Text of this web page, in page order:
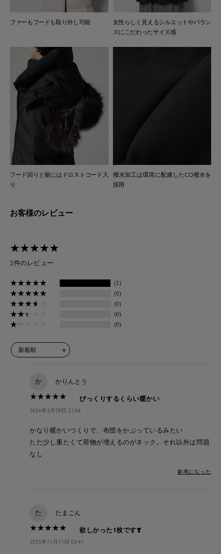
ファーもフードも取り外し可能
女性らしく見えるシルエットやバラン
スにこだわったサイズ感
フード回りと裾にはドロストコード入
り
撥水加工は環境に配慮したCO撥水を
採用
お客様のレビュー
★★★★★
★★★★★
2件のレビュー
★★★★★
★★★★★ (2)
★★★★★
★★★★★ (0)
★★★★
★★★★ (0)
★★★
★★★ (0)
★★
★★ (0)
か かりんとう
★★★★★
★★★★★ びっくりするくらい暖かい
2026年3月29日 21:06
かなり暖かいつくりで、布団をかぶっているみたい
ただ少し重たくて荷物が増えるのがネック。それ以外は問題
なし
参考になった
た たまごん
★★★★★
★★★★★ 欲しかった1枚です❣️
2025年11月11日 03:41